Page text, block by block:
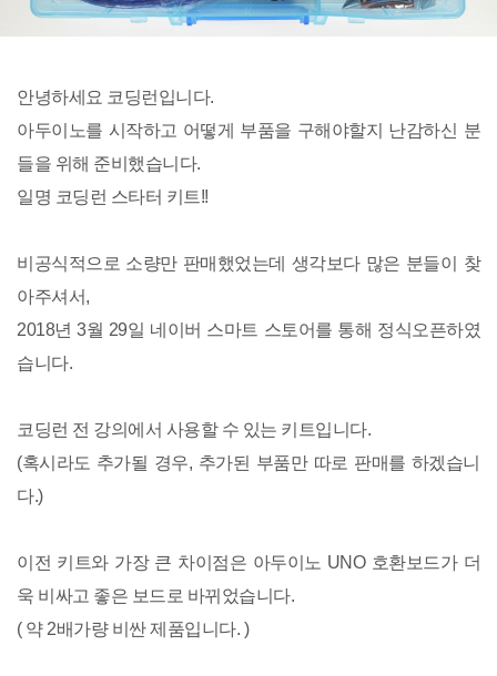
안녕하세요 코딩런입니다.
아두이노를 시작하고 어떻게 부품을 구해야할지 난감하신 분
들을 위해 준비했습니다.
일명 코딩런 스타터 키트!!
비공식적으로 소량만 판매했었는데 생각보다 많은 분들이 찾
아주셔서,
2018년 3월 29일 네이버 스마트 스토어를 통해 정식오픈하였
습니다.
코딩런 전 강의에서 사용할 수 있는 키트입니다.
(혹시라도 추가될 경우, 추가된 부품만 따로 판매를 하겠습니
다.)
이전 키트와 가장 큰 차이점은 아두이노 UNO 호환보드가 더
욱 비싸고 좋은 보드로 바뀌었습니다.
( 약 2배가량 비싼 제품입니다. )